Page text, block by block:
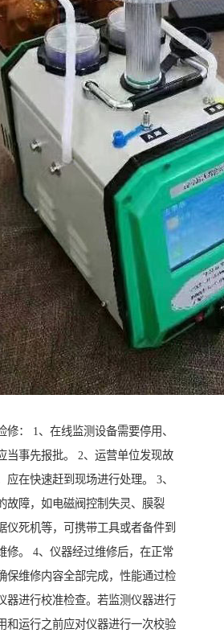
修： 1、在线监测设备需要停用、
当事先报批。 2、运营单位发现故
应在快速赶到现场进行处理。 3、
故障，如电磁阀控制失灵、膜裂
仪死机等，可携带工具或者备件到
修。 4、仪器经过维修后，在正常
保维修内容全部完成，性能通过检
器进行校准检查。若监测仪器进行
和运行之前应对仪器进行一次校验